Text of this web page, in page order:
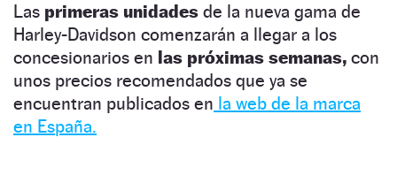
Las primeras unidades de la nueva gama de
Harley-Davidson comenzarán a llegar a los
concesionarios en las próximas semanas, con
unos precios recomendados que ya se
encuentran publicados en la web de la marca
en España.